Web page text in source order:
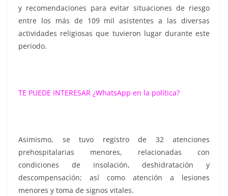
y recomendaciones para evitar situaciones de riesgo
entre los más de 109 mil asistentes a las diversas
actividades religiosas que tuvieron lugar durante este
periodo.
TE PUEDE INTERESAR ¿WhatsApp en la política?
Asimismo, se tuvo registro de 32 atenciones
prehospitalarias menores, relacionadas con
condiciones de insolación, deshidratación y
descompensación; así como atención a lesiones
menores y toma de signos vitales.